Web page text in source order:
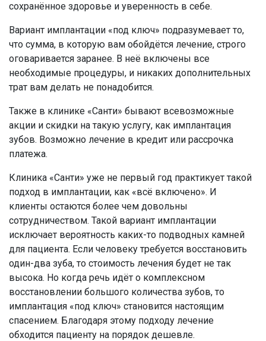
сохранённое здоровье и уверенность в себе.
Вариант имплантации «под ключ» подразумевает то,
что сумма, в которую вам обойдётся лечение, строго
оговаривается заранее. В неё включены все
необходимые процедуры, и никаких дополнительных
трат вам делать не понадобится.
Также в клинике «Санти» бывают всевозможные
акции и скидки на такую услугу, как имплантация
зубов. Возможно лечение в кредит или рассрочка
платежа.
Клиника «Санти» уже не первый год практикует такой
подход в имплантации, как «всё включено». И
клиенты остаются более чем довольны
сотрудничеством. Такой вариант имплантации
исключает вероятность каких-то подводных камней
для пациента. Если человеку требуется восстановить
один-два зуба, то стоимость лечения будет не так
высока. Но когда речь идёт о комплексном
восстановлении большого количества зубов, то
имплантация «под ключ» становится настоящим
спасением. Благодаря этому подходу лечение
обходится пациенту на порядок дешевле.